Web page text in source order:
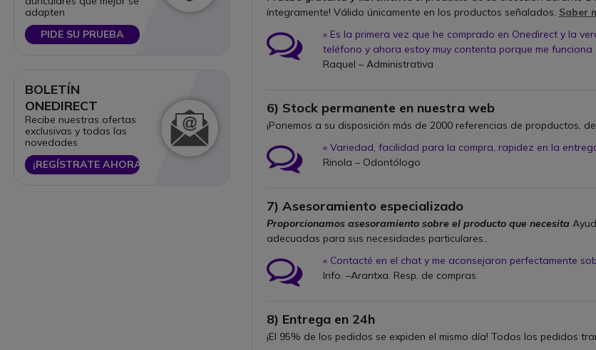
adapten
PIDE SU PRUEBA
BOLETÍN
ONEDIRECT
Recibe nuestras ofertas
exclusivas y todas las
novedades
¡REGÍSTRATE AHORA!
íntegramente! Válido únicamente en los productos señalados. Saber
« Es la primera vez que he comprado en Onedirect y la
teléfono y ahora estoy muy contenta porque me funciona
Raquel – Administrativa
6) Stock permanente en nuestra web
¡Ponemos a su disposición más de 2000 referencias de propductos,
Icon
« Variedad, facilidad para la compra, rapidez en la
Rinola – Odontólogo
7) Asesoramiento especializado
Proporcionamos asesoramiento sobre el producto que necesita
adecuadas para sus necesidades particulares..
Icon
« Contacté en el chat y me aconsejaron perfectamente
Info. –Arantxa. Resp. de compras
8) Entrega en 24h
¡El 95% de los pedidos se expiden el mismo día! Todos los pedidos